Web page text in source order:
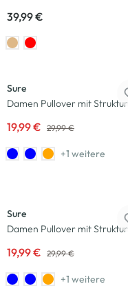
39,99 €
Sure
Damen Pullover mit Struktur
19,99 € 29,99 €
+1 weitere
Sure
Damen Pullover mit Struktur
19,99 € 29,99 €
+1 weitere